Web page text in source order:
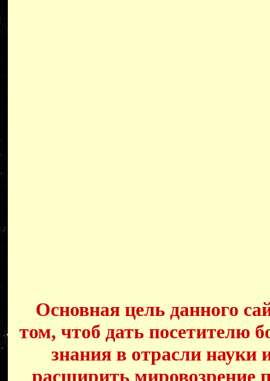
Основная цель данного
том, чтоб дать посетителю
знания в отрасли науки
расширить мировозрение